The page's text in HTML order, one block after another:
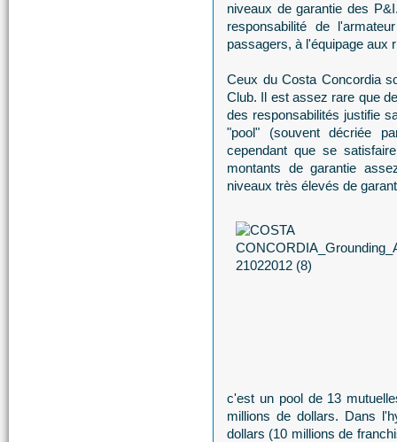
niveaux de garantie des
responsabilité de
passagers, à l'équipage aux
Ceux du Costa Concordia
Club. Il est assez rare que
des responsabilités justifie
"pool" (souvent décriée
cependant que se
montants de garantie
niveaux très élevés de
c'est un pool de 13
millions de dollars. Dans
dollars (10 millions de